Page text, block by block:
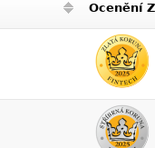
Ocenění